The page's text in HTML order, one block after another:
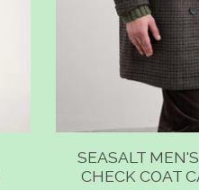
SEASALT
CHECK COAT